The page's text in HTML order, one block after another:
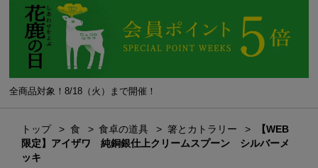
全商品対象！8/18（火）まで開催！
トップ 食 食卓の道具 箸とカトラリー
【WEB
限定】アイザワ 純銅銀仕上クリームスプーン シルバーメ
ッキ